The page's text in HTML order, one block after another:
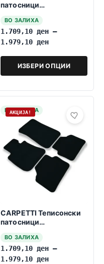
патосници
E93 КАБРИО 03.2007-
02.2014
ВО ЗАЛИХА
1.709,10 ден –
1.979,10 ден
ИЗБЕРИ ОПЦИИ
НА ЗАЛИХА
АКЦИЈА!
CARPETTI Теписонски
патосници
E90/E91 01.2005-
08.2012
ВО ЗАЛИХА
1.709,10 ден –
1.979,10 ден